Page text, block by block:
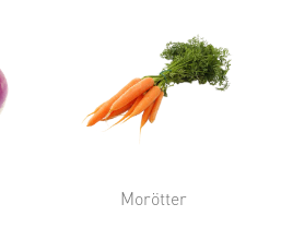
Morötter